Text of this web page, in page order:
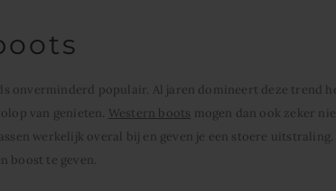
onverminderd populair. Al jaren domineert deze trend
van genieten. Western boots mogen dan ook zeker
werkelijk overal bij en geven je een stoere
boost te geven.